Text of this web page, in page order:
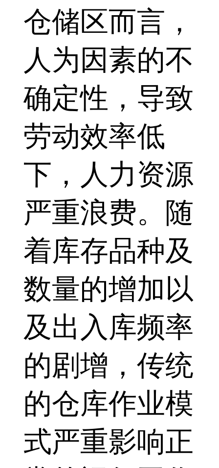
仓储区而言，
人为因素的不
确定性，导致
劳动效率低
下，人力资源
严重浪费。随
着库存品种及
数量的增加以
及出入库频率
的剧增，传统
的仓库作业模
式严重影响正